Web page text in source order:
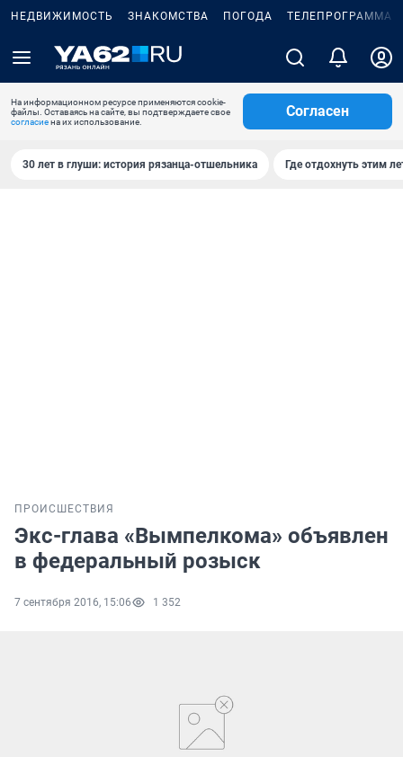
НЕДВИЖИМОСТЬ ЗНАКОМСТВА ПОГОДА ТЕЛЕПРОГРАММА
На информационном ресурсе применяются cookie-
файлы. Оставаясь на сайте, вы подтверждаете свое
согласиена их использование.
Согласен
30 лет в глуши: история рязанца-отшельника Где отдохнуть этим
ПРОИСШЕСТВИЯ
Экс-глава «Вымпелкома» объявлен
в федеральный розыск
7 сентября 2016, 15:06 1 352